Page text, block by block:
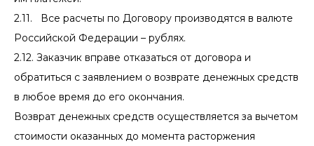
2.11. Все расчеты по Договору производятся в валюте
Российской Федерации – рублях.
2.12. Заказчик вправе отказаться от договора и
обратиться с заявлением о возврате денежных средств
в любое время до его окончания.
Возврат денежных средств осуществляется за вычетом
стоимости оказанных до момента расторжения